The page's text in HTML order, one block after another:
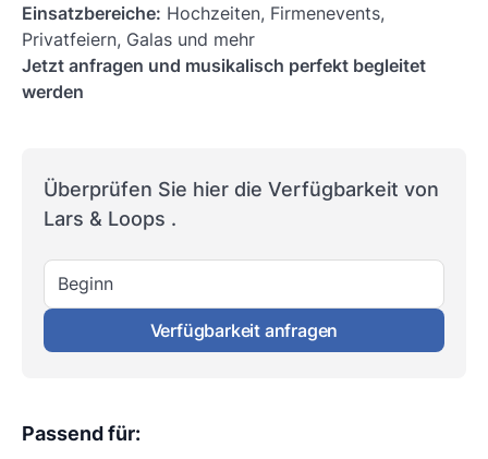
Einsatzbereiche: Hochzeiten, Firmenevents,
Privatfeiern, Galas und mehr
Jetzt anfragen und musikalisch perfekt begleitet
werden
Überprüfen Sie hier die Verfügbarkeit von
Lars & Loops .
Beginn
Verfügbarkeit anfragen
Passend für: